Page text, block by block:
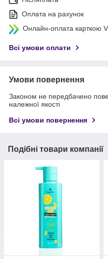
Оплата на рахунок
Онлайн-оплата карткою
Всі умови оплати
Умови повернення
Законом не передбачено
належної якості
Всі умови повернення
Подібні товари компанії